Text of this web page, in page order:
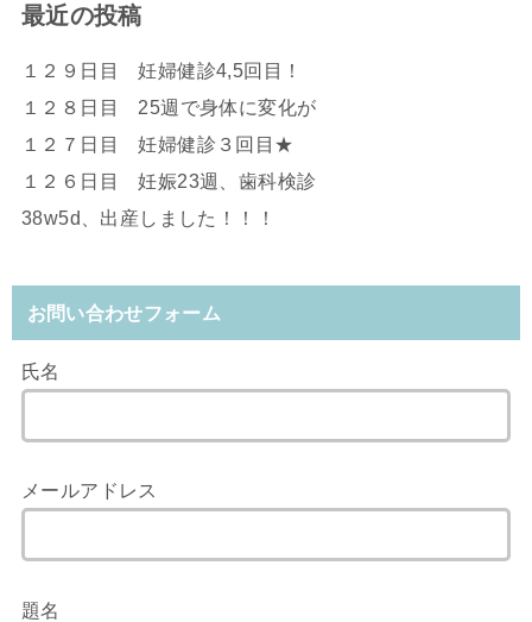
最近の投稿
１２９日目 妊婦健診4,5回目！
１２８日目 25週で身体に変化が
１２７日目 妊婦健診３回目★
１２６日目 妊娠23週、歯科検診
38w5d、出産しました！！！
お問い合わせフォーム
氏名
メールアドレス
題名